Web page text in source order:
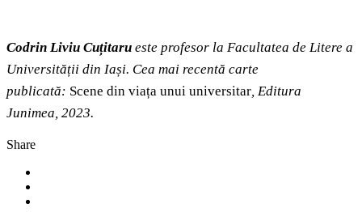
Codrin Liviu Cuțitaru este profesor la Facultatea de Litere a
Universității din Iași. Cea mai recentă carte
publicată: Scene din viața unui universitar, Editura
Junimea, 2023.
Share